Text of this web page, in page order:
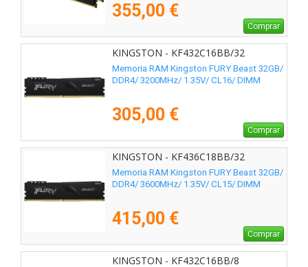
355,00 €
Comprar
KINGSTON - KF432C16BB/32
Memoria RAM Kingston FURY Beast 32GB/
DDR4/ 3200MHz/ 1.35V/ CL16/ DIMM
305,00 €
Comprar
KINGSTON - KF436C18BB/32
Memoria RAM Kingston FURY Beast 32GB/
DDR4/ 3600MHz/ 1.35V/ CL15/ DIMM
415,00 €
Comprar
KINGSTON - KF432C16BB/8